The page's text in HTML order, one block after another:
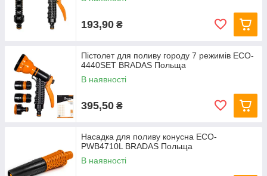
193,90 ₴
Пістолет для поливу городу 7 режимів ECO-
4440SET BRADAS Польща
В наявності
395,50 ₴
Насадка для поливу конусна ECO-
PWB4710L BRADAS Польща
В наявності